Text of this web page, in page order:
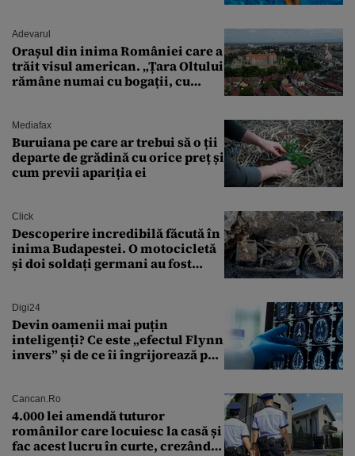
Adevarul
Orașul din inima României care a
trăit visul american. „Țara Oltului
rămâne numai cu bogații, cu
Mediafax
Buruiana pe care ar trebui să o ții
departe de grădină cu orice preț și
cum previi apariția ei
Click
Descoperire incredibilă făcută în
inima Budapestei. O motocicletă
și doi soldați germani au fost
Digi24
Devin oamenii mai puțin
inteligenți? Ce este „efectul Flynn
invers” și de ce îi îngrijorează pe
Cancan.ro
4.000 lei amendă tuturor
românilor care locuiesc la casă și
fac acest lucru în curte, crezând